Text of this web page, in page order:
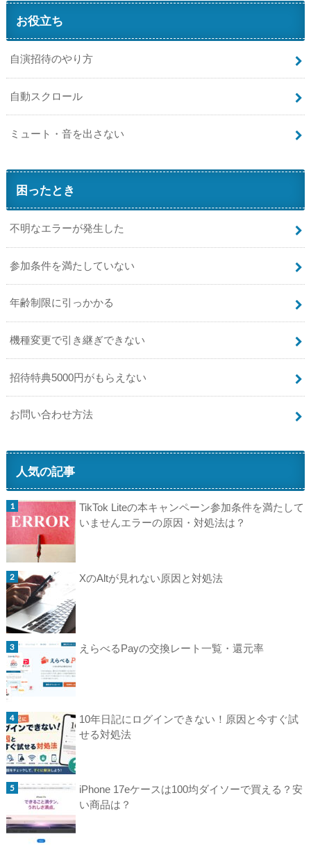
お役立ち
自演招待のやり方
自動スクロール
ミュート・音を出さない
困ったとき
不明なエラーが発生した
参加条件を満たしていない
年齢制限に引っかかる
機種変更で引き継ぎできない
招待特典5000円がもらえない
お問い合わせ方法
人気の記事
TikTok Liteの本キャンペーン参加条件を満たして
いませんエラーの原因・対処法は？
XのAltが見れない原因と対処法
えらべるPayの交換レート一覧・還元率
10年日記にログインできない！原因と今すぐ試
せる対処法
iPhone 17eケースは100均ダイソーで買える？安
い商品は？